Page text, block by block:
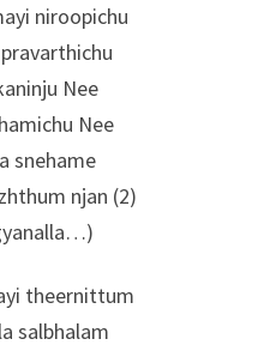
niroopichu
Nee
Nee
snehame
njan (2)
theernittum
salbhalam